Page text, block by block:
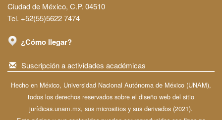
Ciudad de México, C.P. 04510
Tel. +52(55)5622 7474
¿Cómo llegar?
Suscripción a actividades académicas
Hecho en México, Universidad Nacional Autónoma de México (UNAM),
todos los derechos reservados sobre el diseño web del sitio
jurídicas.unam.mx, sus micrositios y sus derivados (2021).